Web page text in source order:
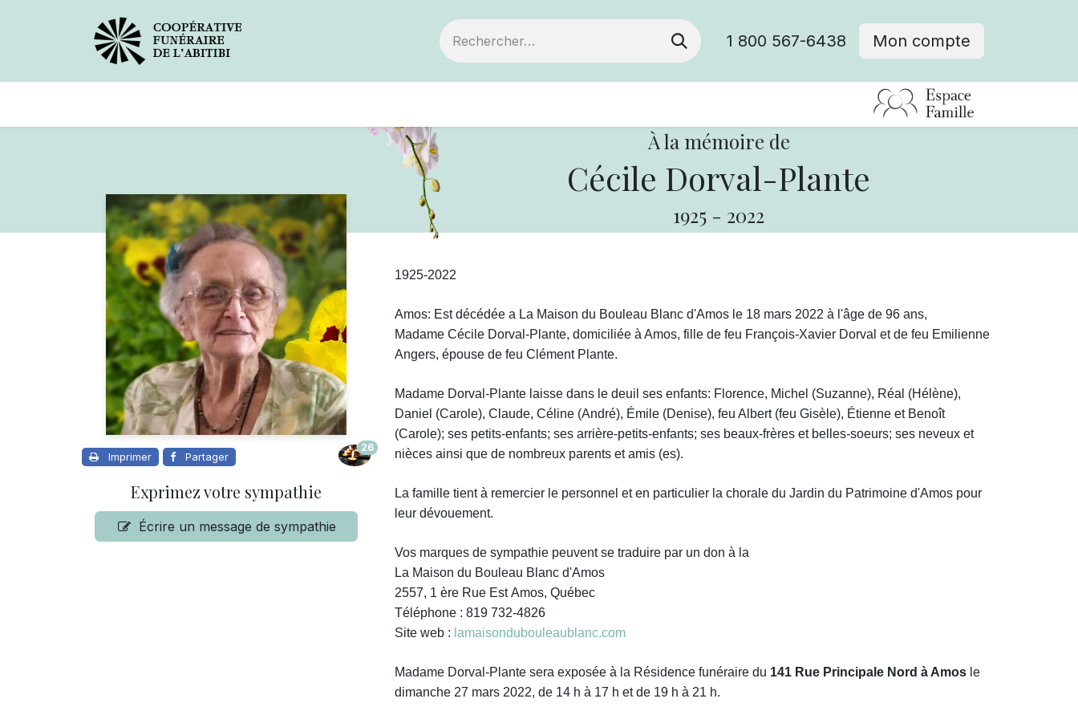
1 800 567-6438 Mon compte
À la mémoire de
Cécile Dorval-Plante
1925 - 2022
Imprimer Partager
26
Exprimez votre sympathie
Écrire un message de sympathie
1925-2022
Amos: Est décédée a La Maison du Bouleau Blanc d'Amos le 18 mars 2022 à l'âge de 96 ans,
Madame Cécile Dorval-Plante, domiciliée à Amos, fille de feu François-Xavier Dorval et de feu Emilienne
Angers, épouse de feu Clément Plante.
Madame Dorval-Plante laisse dans le deuil ses enfants: Florence, Michel (Suzanne), Réal (Hélène),
Daniel (Carole), Claude, Céline (André), Émile (Denise), feu Albert (feu Gisèle), Étienne et Benoît
(Carole); ses petits-enfants; ses arrière-petits-enfants; ses beaux-frères et belles-soeurs; ses neveux et
nièces ainsi que de nombreux parents et amis (es).
La famille tient à remercier le personnel et en particulier la chorale du Jardin du Patrimoine d'Amos pour
leur dévouement.
Vos marques de sympathie peuvent se traduire par un don à la
La Maison du Bouleau Blanc d'Amos
2557, 1 ère Rue Est Amos, Québec
Téléphone : 819 732-4826
Site web : lamaisondubouleaublanc.com
Madame Dorval-Plante sera exposée à la Résidence funéraire du 141 Rue Principale Nord à Amos le
dimanche 27 mars 2022, de 14 h à 17 h et de 19 h à 21 h.